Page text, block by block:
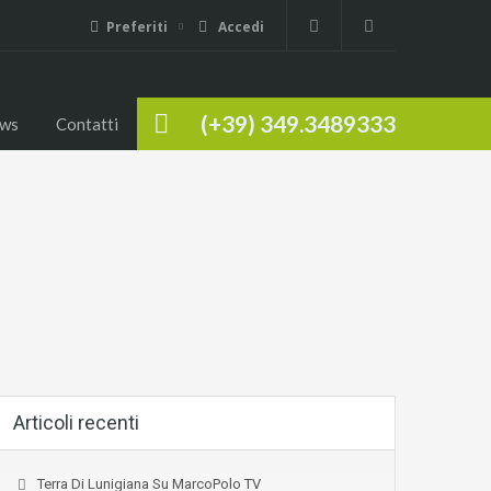
Preferiti Accedi
(+39) 349.3489333
Contatti
Articoli recenti
Terra Di Lunigiana Su MarcoPolo TV